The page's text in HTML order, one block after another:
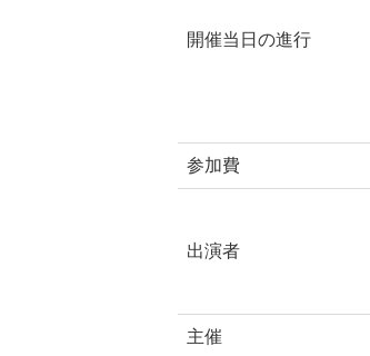
開催当日の進行
参加費
出演者
主催